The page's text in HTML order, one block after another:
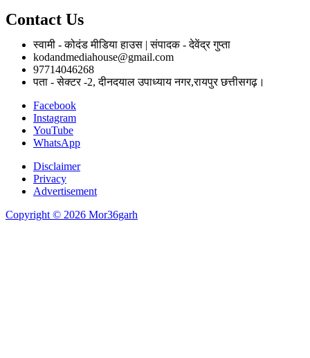
Contact Us
स्वामी - कोदंड मीडिया हाउस | संपादक - देवेंद्र गुप्ता
kodandmediahouse@gmail.com
97714046268
पता - सेक्टर -2, दीनदयाल उपाध्याय नगर,रायपुर छत्तीसगढ़।
Facebook
Instagram
YouTube
WhatsApp
Disclaimer
Privacy
Advertisement
Copyright © 2026 Mor36garh